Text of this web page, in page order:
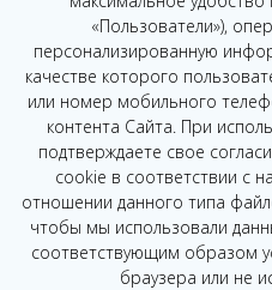
«Пользователи»),
персонализированную
качестве которого
или номер мобильного
контента Сайта. При
подтверждаете свое
cookie в соответствии с
отношении данного типа
чтобы мы использовали
соответствующим образом
браузера или не